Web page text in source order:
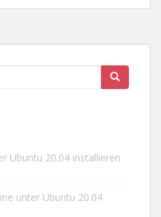
Ubuntu 20.04 installieren
unter Ubuntu 20.04